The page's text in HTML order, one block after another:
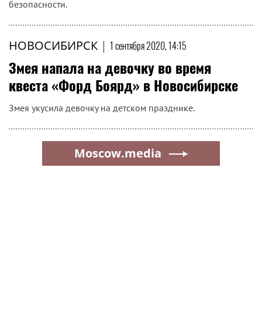
безопасности.
НОВОСИБИРСК | 1 сентября 2020, 14:15
Змея напала на девочку во время
квеста «Форд Боярд» в Новосибирске
Змея укусила девочку на детском празднике.
Moscow.media